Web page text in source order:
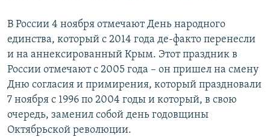
В России 4 ноября отмечают День народного
единства, который с 2014 года де-факто перенесли
и на аннексированный Крым. Этот праздник в
России отмечают с 2005 года – он пришел на смену
Дню согласия и примирения, который праздновали
7 ноября с 1996 по 2004 годы и который, в свою
очередь, заменил собой день годовщины
Октябрьской революции.